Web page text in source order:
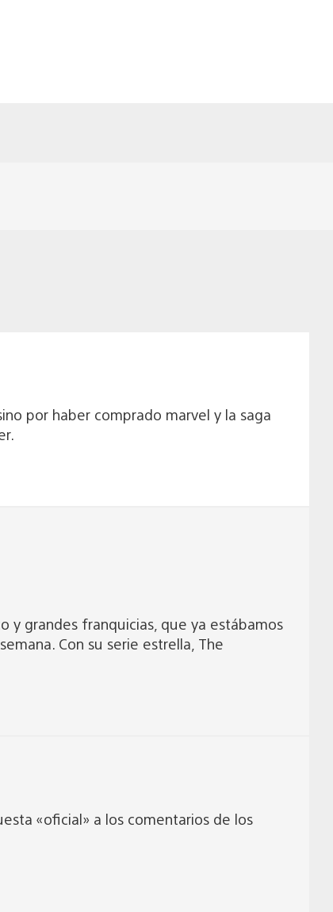
por haber comprado marvel y la saga
y grandes franquicias, que ya estábamos
Con su serie estrella, The
«oficial» a los comentarios de los